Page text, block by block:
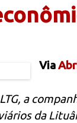
Via
a
da